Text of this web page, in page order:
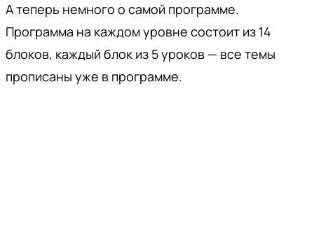
А теперь немного о самой программе.
Программа на каждом уровне состоит из 14
блоков, каждый блок из 5 уроков — все темы
прописаны уже в программе.